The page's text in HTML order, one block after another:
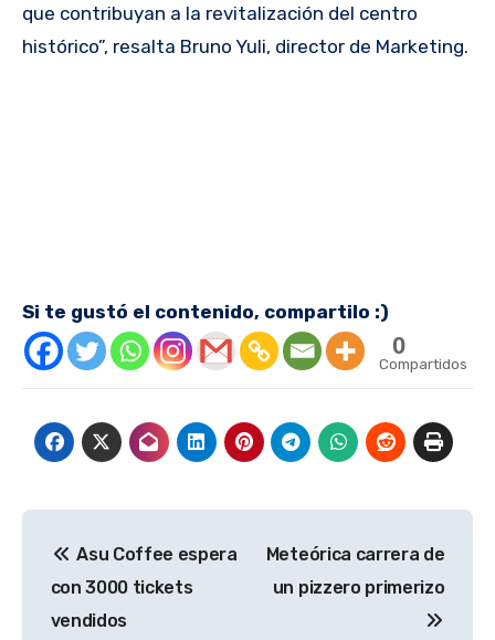
que contribuyan a la revitalización del centro
histórico”, resalta Bruno Yuli, director de Marketing.
Si te gustó el contenido, compartilo :)
0
Compartidos
de
entradas
Asu Coffee espera
con 3000 tickets
vendidos
Meteórica carrera de
un pizzero primerizo